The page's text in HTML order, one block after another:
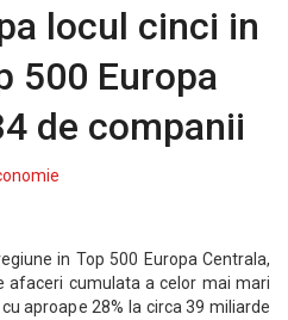
locul cinci in
500 Europa
de companii
in Top 500 Europa Centrala,
afaceri cumulata a celor mai mari
aproape 28% la circa 39 miliarde